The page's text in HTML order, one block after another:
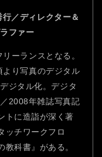
行／ディレクター＆
ファー
ーランスとなる。
より写真のデジタル
ジタル化。デジタ
2008年雑誌写真記
トに造詣が深く著
ッチワークフロ
科書』がある。